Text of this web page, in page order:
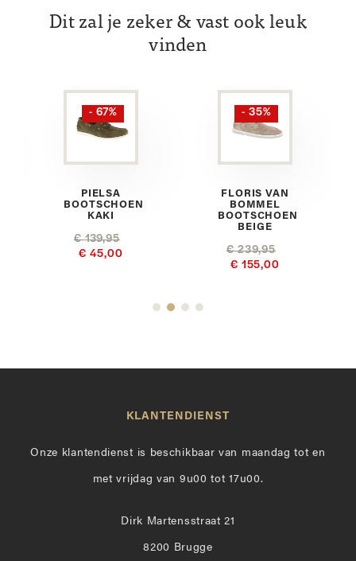
Dit zal je zeker & vast ook leuk
vinden
- 67%
PIELSA
BOOTSCHOEN
KAKI
€ 139,95
€ 45,00
- 35%
FLORIS VAN
BOMMEL
BOOTSCHOEN
BEIGE
€ 239,95
€ 155,00
KLANTENDIENST
Onze klantendienst is beschikbaar van maandag tot en
met vrijdag van 9u00 tot 17u00.
Dirk Martensstraat 21
8200 Brugge